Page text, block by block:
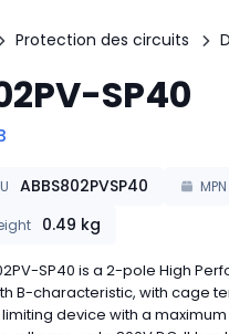
Protection des circuits
SP40
ABBS802PVSP40 MPN
0.49 kg
SP40 is a 2-pole High
B-characteristic, with cage
device with a